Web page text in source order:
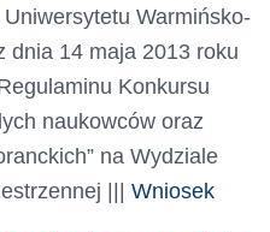
Warmińsko-
dnia 14 maja 2013 roku
Konkursu
naukowców oraz
na Wydziale
||| Wniosek